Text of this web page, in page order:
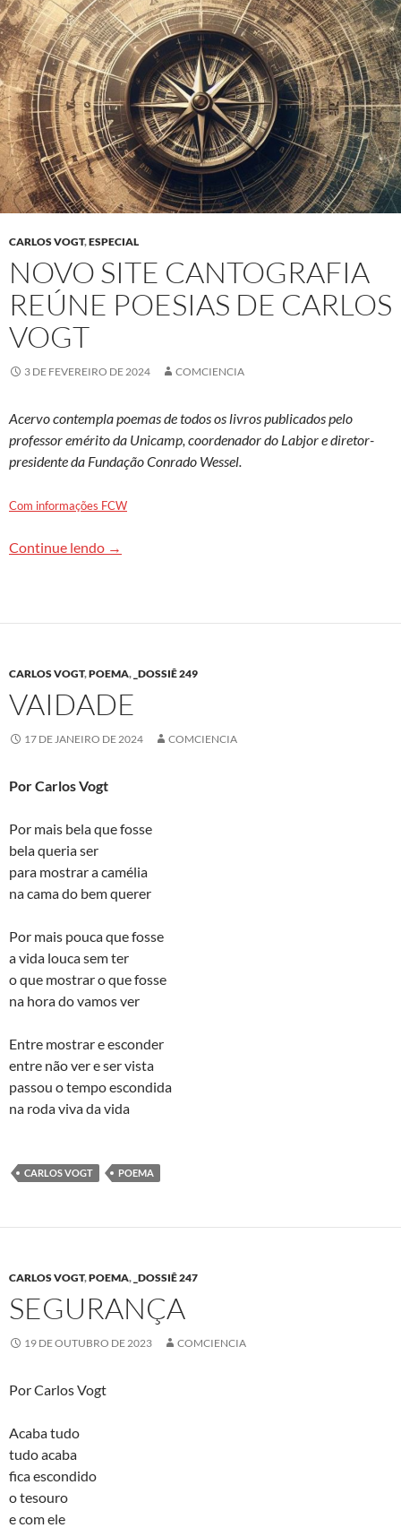
CARLOS VOGT,ESPECIAL
NOVO SITE CANTOGRAFIA
REÚNE POESIAS DE CARLOS
VOGT
3 DE FEVEREIRO DE 2024 COMCIENCIA
Acervo contempla poemas de todos os livros publicados pelo
professor emérito da Unicamp, coordenador do Labjor e diretor-
presidente da Fundação Conrado Wessel.
Com informações FCW
Continue lendo Novo site Cantografia reúne poesias de Carlos
→
CARLOS VOGT,POEMA, _DOSSIÊ 249
VAIDADE
17 DE JANEIRO DE 2024 COMCIENCIA
Por Carlos Vogt
Por mais bela que fosse
bela queria ser
para mostrar a camélia
na cama do bem querer
Por mais pouca que fosse
a vida louca sem ter
o que mostrar o que fosse
na hora do vamos ver
Entre mostrar e esconder
entre não ver e ser vista
passou o tempo escondida
na roda viva da vida
CARLOS VOGT POEMA
CARLOS VOGT,POEMA, _DOSSIÊ 247
SEGURANÇA
19 DE OUTUBRO DE 2023 COMCIENCIA
Por Carlos Vogt
Acaba tudo
tudo acaba
fica escondido
o tesouro
e com ele